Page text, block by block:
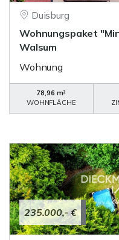
Duisburg
Wohnungspaket
Walsum
Wohnung
78,96 m²
WOHNFLÄCHE
235.000,- €